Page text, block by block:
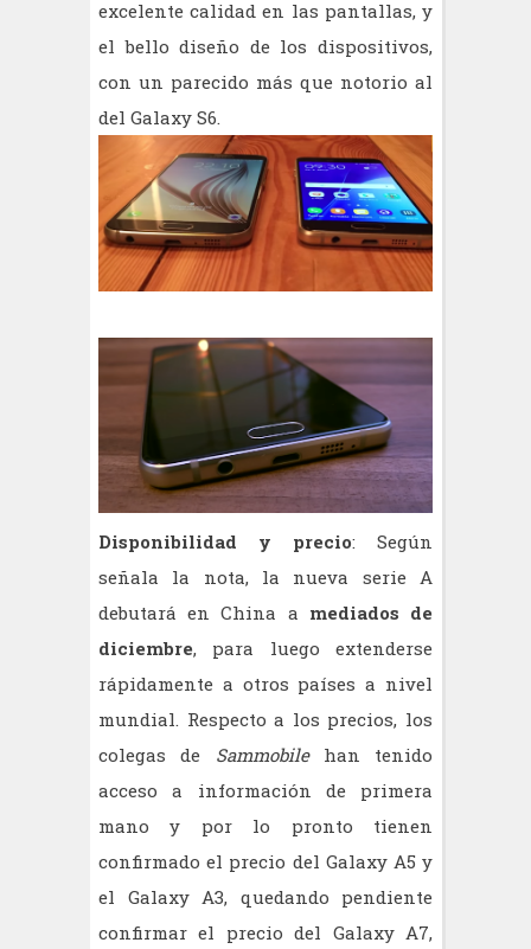
excelente calidad en las pantallas, y
el bello diseño de los dispositivos,
con un parecido más que notorio al
del Galaxy S6.
Disponibilidad y precio: Según
señala la nota, la nueva serie A
debutará en China a mediados de
diciembre, para luego extenderse
rápidamente a otros países a nivel
mundial. Respecto a los precios, los
colegas de Sammobilehan tenido
acceso a información de primera
mano y por lo pronto tienen
confirmado el precio del Galaxy A5 y
el Galaxy A3, quedando pendiente
confirmar el precio del Galaxy A7,